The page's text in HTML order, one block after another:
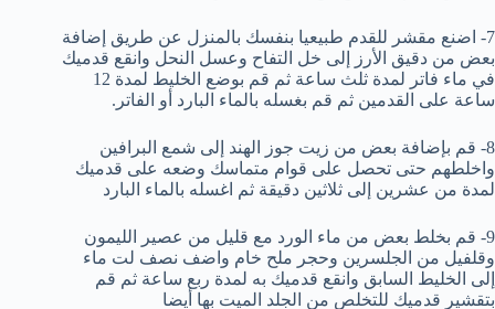
7- اضنع مقشر للقدم طبيعيا بنفسك بالمنزل عن طريق إضافة
بعض من دقيق الأرز إلى خل التفاح وعسل النحل وانقع قدميك
في ماء فاتر لمدة ثلث ساعة ثم قم بوضع الخليط لمدة 12
ساعة على القدمين ثم قم بغسله بالماء البارد أو الفاتر.
8- قم بإضافة بعض من زيت جوز الهند إلى شمع البرافين
واخلطهم حتى تحصل على قوام متماسك وضعه على قدميك
لمدة من عشرين إلى ثلاثين دقيقة ثم اغسله بالماء البارد
9- قم بخلط بعض من ماء الورد مع قليل من عصير الليمون
وقلفيل من الجلسرين وحجر ملح خام واضف نصف لت ماء
إلى الخليط السابق وانقع قدميك به لمدة ربع ساعة ثم قم
بتقشير قدميك للتخلص من الجلد الميت بها أيضا